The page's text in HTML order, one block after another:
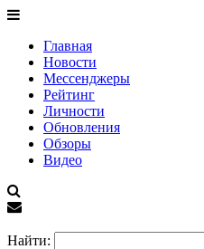
Главная
Новости
Мессенджеры
Рейтинг
Личности
Обновления
Обзоры
Видео
Найти: